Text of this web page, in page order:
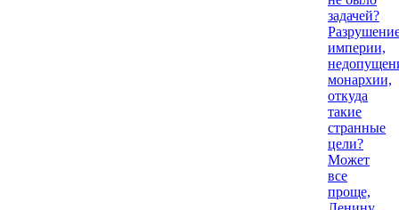
задачей?
империи,
монархии,
откуда
такие
странные
цели?
Может
все
проще,